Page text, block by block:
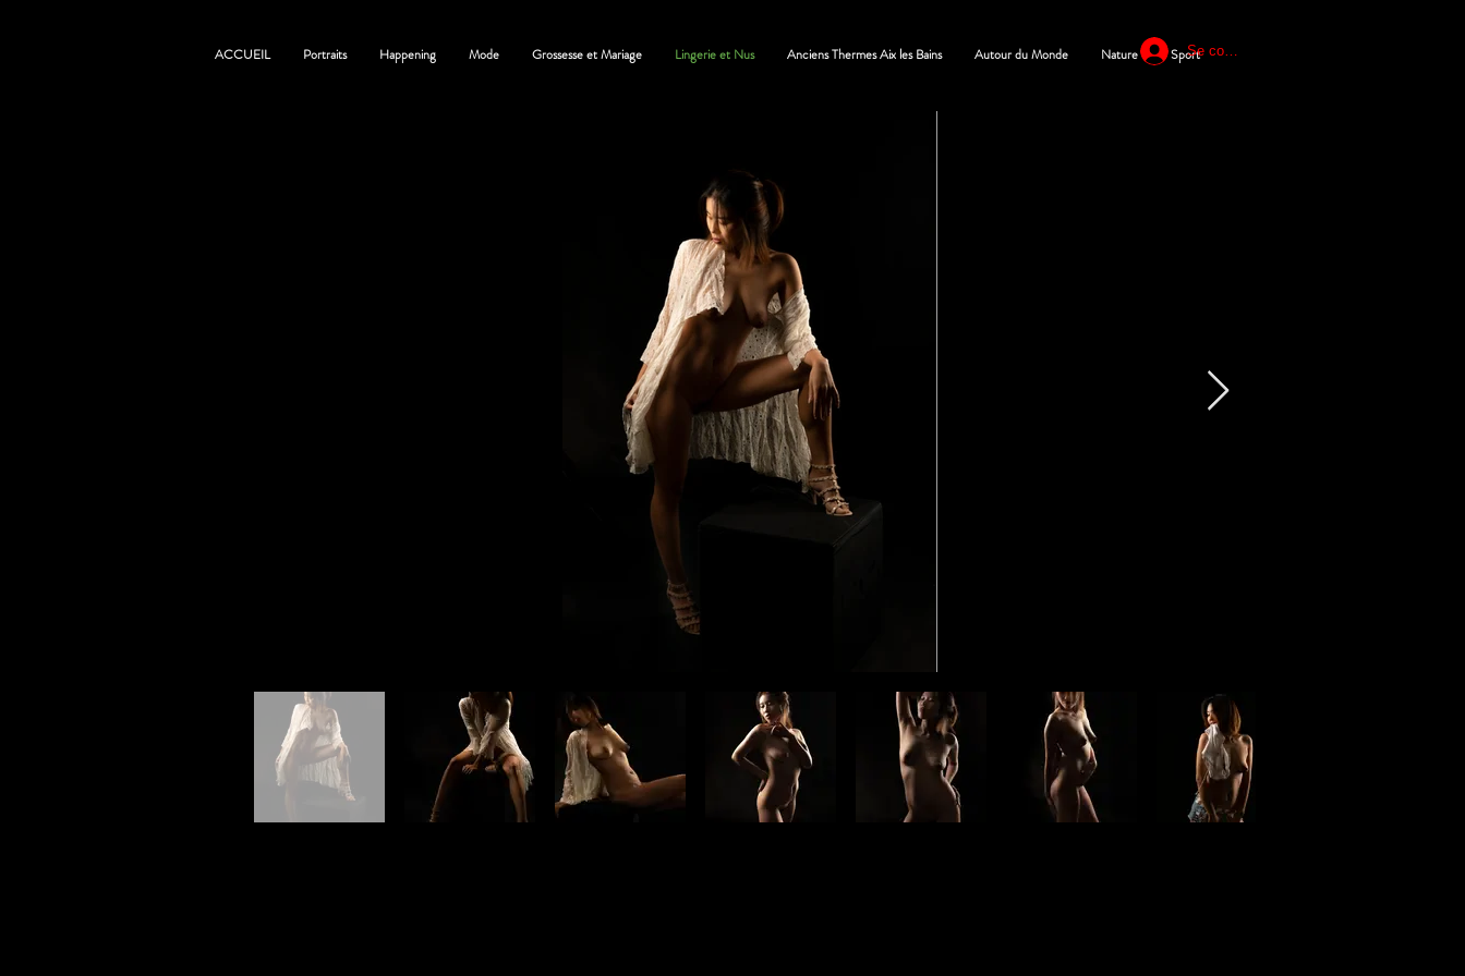
ACCUEIL Portraits Happening Mode Grossesse et Mariage Lingerie et Nus Anciens Thermes Aix les Bains Autour du Monde Nature SportSe connecter